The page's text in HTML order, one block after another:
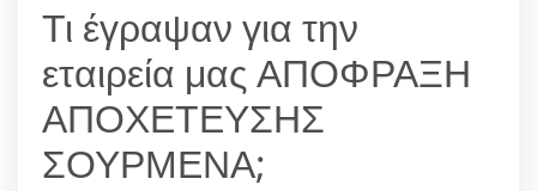
Τι έγραψαν για την
εταιρεία μας ΑΠΟΦΡΑΞΗ
ΑΠΟΧΕΤΕΥΣΗΣ
ΣΟΥΡΜΕΝΑ;